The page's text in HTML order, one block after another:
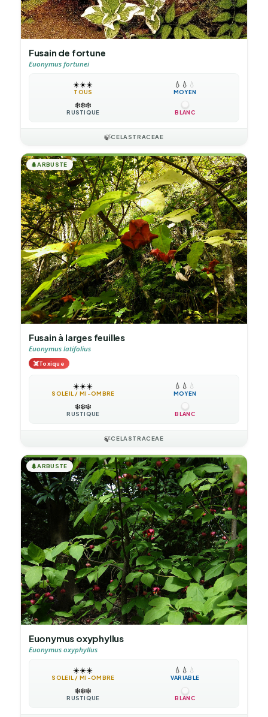
Fusain de fortune
Euonymus fortunei
☀️☀️☀️
TOUS
💧 💧 💧
MOYEN
❄️❄️❄️
RUSTIQUE BLANC
🍃CELASTRACEAE
🌲ARBUSTE
Fusain à larges feuilles
Euonymus latifolius
☠️Toxique
☀️☀️☀️
SOLEIL / MI-OMBRE
💧 💧 💧
MOYEN
❄️❄️❄️
RUSTIQUE BLANC
🍃CELASTRACEAE
🌲ARBUSTE
Euonymus oxyphyllus
Euonymus oxyphyllus
☀️☀️☀️
SOLEIL / MI-OMBRE
💧 💧 💧
VARIABLE
❄️❄️❄️
RUSTIQUE BLANC